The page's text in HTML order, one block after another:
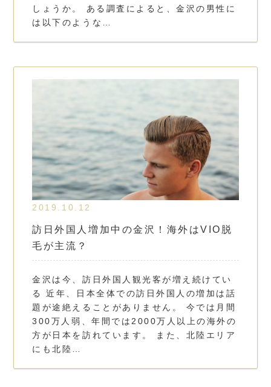
しょうか。 ある調査によると、金沢の男性に
は以下のような…
2019.10.12
訪日外国人増加中の金沢！海外はVIO脱
毛が主流？
金沢は今、訪日外国人観光客が増え続けてい
る 近年、日本全体での訪日外国人の増加は話
題が途絶えることがありません。 今では月間
300万人弱、年間では2000万人以上の海外の
方が日本を訪れています。 また、北陸エリア
にも北陸…